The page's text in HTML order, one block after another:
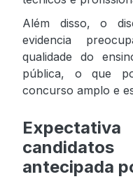
Além disso, o
evidencia
qualidade do
pública, o que
concurso amplo e
antecipada